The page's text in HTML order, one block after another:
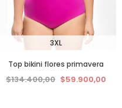
3XL
Top bikini flores primavera
$134.400,00 $59.900,00